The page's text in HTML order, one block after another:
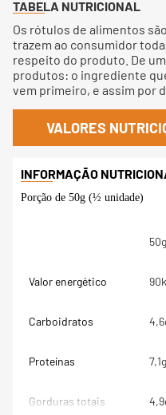
TABELA NUTRICIONAL
Os rótulos de alimentos
trazem ao consumidor
respeito do produto. De
produtos: o ingrediente
vem primeiro, e assim por
VALORES
Porção de 50g (½ unidade)
50g
Valor energético
Carboidratos
Proteínas 7,1g
Gorduras totais